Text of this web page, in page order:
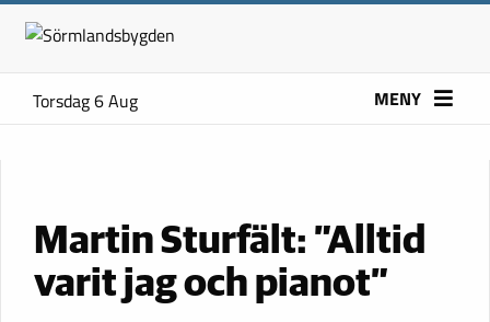
Torsdag 6 Aug MENY
Martin Sturfält: ”Alltid
varit jag och pianot”